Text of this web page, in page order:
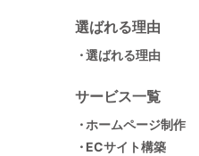
選ばれる理由
選ばれる理由
サービス一覧
ホームページ制作
ECサイト構築